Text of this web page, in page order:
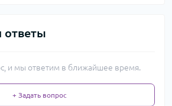
ответы
и мы ответим в ближайшее время.
+ Задать вопрос